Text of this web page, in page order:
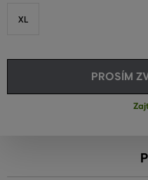
XL
PROSÍM